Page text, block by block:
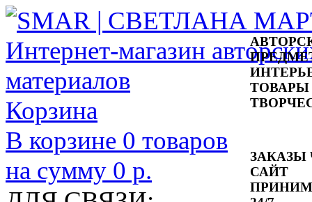
ТОВАРЫ
ЗАКАЗЫ
САЙТ
Корзина
В корзине 0 товаров
на сумму 0 р.